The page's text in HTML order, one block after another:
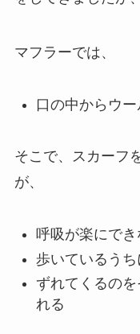
マフラーでは、
口の中からウ
そこで、スカーフ
が、
呼吸が楽にでき
歩いているうち
ずれてくるの
れる